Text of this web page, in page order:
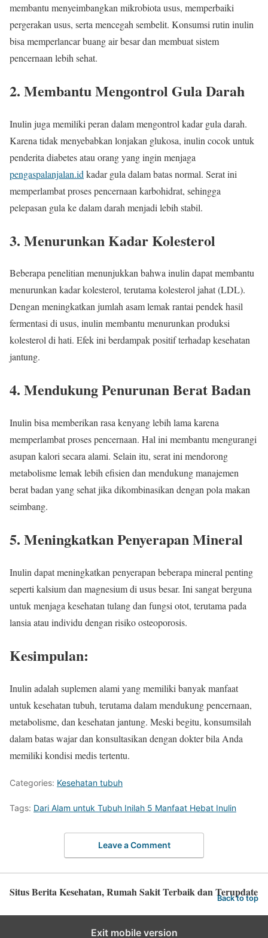
membantu menyeimbangkan mikrobiota usus, memperbaiki
pergerakan usus, serta mencegah sembelit. Konsumsi rutin inulin
bisa memperlancar buang air besar dan membuat sistem
pencernaan lebih sehat.
2. Membantu Mengontrol Gula Darah
Inulin juga memiliki peran dalam mengontrol kadar gula darah.
Karena tidak menyebabkan lonjakan glukosa, inulin cocok untuk
penderita diabetes atau orang yang ingin menjaga
pengaspalanjalan.id kadar gula dalam batas normal. Serat ini
memperlambat proses pencernaan karbohidrat, sehingga
pelepasan gula ke dalam darah menjadi lebih stabil.
3. Menurunkan Kadar Kolesterol
Beberapa penelitian menunjukkan bahwa inulin dapat membantu
menurunkan kadar kolesterol, terutama kolesterol jahat (LDL).
Dengan meningkatkan jumlah asam lemak rantai pendek hasil
fermentasi di usus, inulin membantu menurunkan produksi
kolesterol di hati. Efek ini berdampak positif terhadap kesehatan
jantung.
4. Mendukung Penurunan Berat Badan
Inulin bisa memberikan rasa kenyang lebih lama karena
memperlambat proses pencernaan. Hal ini membantu mengurangi
asupan kalori secara alami. Selain itu, serat ini mendorong
metabolisme lemak lebih efisien dan mendukung manajemen
berat badan yang sehat jika dikombinasikan dengan pola makan
seimbang.
5. Meningkatkan Penyerapan Mineral
Inulin dapat meningkatkan penyerapan beberapa mineral penting
seperti kalsium dan magnesium di usus besar. Ini sangat berguna
untuk menjaga kesehatan tulang dan fungsi otot, terutama pada
lansia atau individu dengan risiko osteoporosis.
Kesimpulan:
Inulin adalah suplemen alami yang memiliki banyak manfaat
untuk kesehatan tubuh, terutama dalam mendukung pencernaan,
metabolisme, dan kesehatan jantung. Meski begitu, konsumsilah
dalam batas wajar dan konsultasikan dengan dokter bila Anda
memiliki kondisi medis tertentu.
Categories: Kesehatan tubuh
Tags: Dari Alam untuk Tubuh Inilah 5 Manfaat Hebat Inulin
Leave a Comment
Situs Berita Kesehatan, Rumah Sakit Terbaik dan Terupdate
Back to top
Exit mobile version